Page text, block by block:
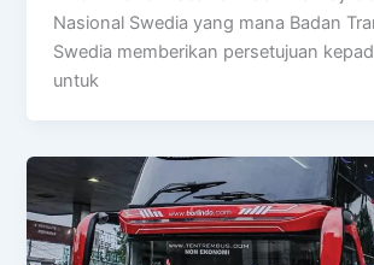
Nasional Swedia yang mana Badan
Swedia memberikan persetujuan
untuk